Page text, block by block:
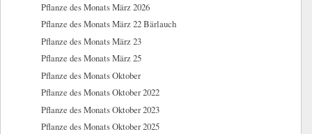
Pflanze des Monats März 2026
Pflanze des Monats März 22 Bärlauch
Pflanze des Monats März 23
Pflanze des Monats März 25
Pflanze des Monats Oktober
Pflanze des Monats Oktober 2022
Pflanze des Monats Oktober 2023
Pflanze des Monats Oktober 2025